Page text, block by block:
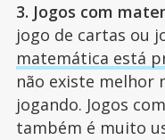
3. Jogos com
jogo de cartas ou
matemática está
não existe melhor
jogando. Jogos
também é muito